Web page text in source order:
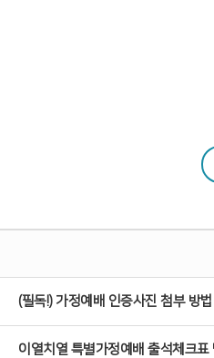
(필독!) 가정예배 인증사진 첨부 방
이열치열 특별가정예배 출석체크표
화
티